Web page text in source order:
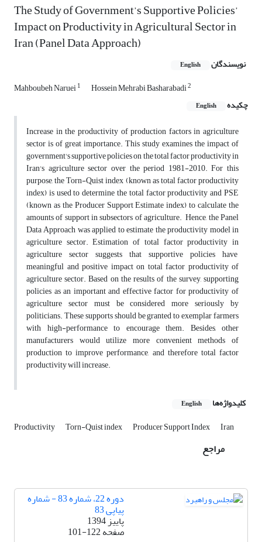
The Study of Government’s Supportive Policies’
Impact on Productivity in Agricultural Sector in
Iran (Panel Data Approach)
نویسندگان English
Mahboubeh Naruei1 Hossein Mehrabi Basharabadi2
چکیده English
Increase in the productivity of production factors in agriculture
sector is of great importance. This study examines the impact of
government's supportive policies on the total factor productivity in
Iran's agriculture sector over the period 1981-2010. For this
purpose, the Torn-Quist index (known as total factor productivity
index) is used to determine the total factor productivity and PSE
(known as the Producer Support Estimate index) to calculate the
amounts of support in subsectors of agriculture. Hence, the Panel
Data Approach was applied to estimate the productivity model in
agriculture sector. Estimation of total factor productivity in
agriculture sector suggests that supportive policies have
meaningful and positive impact on total factor productivity of
agriculture sector. Based on the results of the survey, supporting
policies as an important and effective factor for productivity of
agriculture sector must be considered more seriously by
politicians. These supports should be granted to exemplar farmers
with high-performance to encourage them. Besides, other
manufacturers would utilize more convenient methods of
production to improve performance, and therefore total factor
productivity will increase.
کلیدواژه‌ها English
Productivity Torn-Quist index Producer Support Index Iran
مراجع
دوره 22، شماره 83 - شماره
پیاپی 83
پاییز 1394
صفحه101-122